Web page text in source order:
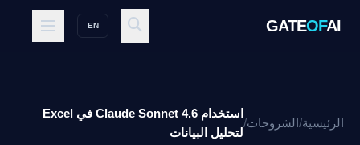
GATEOFAI
EN
الرئيسية/الشروحات/
استخدام Claude Sonnet 4.6 في Excel
لتحليل البيانات